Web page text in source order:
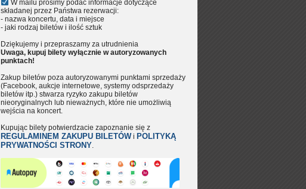
W mailu prosimy podać informacje dotyczące
składanej przez Państwa rezerwacji:
- nazwa koncertu, data i miejsce
- jaki rodzaj biletów i ilość sztuk
Dziękujemy i przepraszamy za utrudnienia
Uwaga, kupuj bilety wyłącznie w autoryzowanych
punktach!
Zakup biletów poza autoryzowanymi punktami sprzedaży
(Facebook, aukcje internetowe, systemy odsprzedaży
biletów itp.) stwarza ryzyko zakupu biletów
nieoryginalnych lub nieważnych, które nie umożliwią
wejścia na koncert.
Kupując bilety potwierdzacie zapoznanie się z
REGULAMINEM ZAKUPU BILETÓW i POLITYKĄ
PRYWATNOŚCI STRONY.